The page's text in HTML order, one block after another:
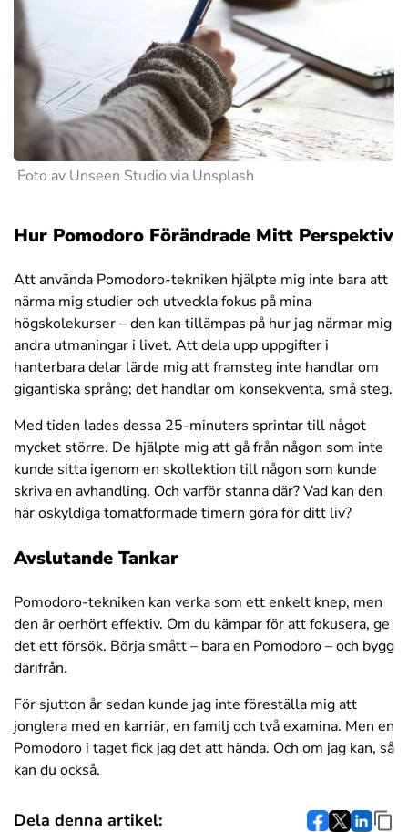
Foto av Unseen Studio via Unsplash
Hur Pomodoro Förändrade Mitt Perspektiv
Att använda Pomodoro-tekniken hjälpte mig inte bara att
närma mig studier och utveckla fokus på mina
högskolekurser – den kan tillämpas på hur jag närmar mig
andra utmaningar i livet. Att dela upp uppgifter i
hanterbara delar lärde mig att framsteg inte handlar om
gigantiska språng; det handlar om konsekventa, små steg.
Med tiden lades dessa 25-minuters sprintar till något
mycket större. De hjälpte mig att gå från någon som inte
kunde sitta igenom en skollektion till någon som kunde
skriva en avhandling. Och varför stanna där? Vad kan den
här oskyldiga tomatformade timern göra för ditt liv?
Avslutande Tankar
Pomodoro-tekniken kan verka som ett enkelt knep, men
den är oerhört effektiv. Om du kämpar för att fokusera, ge
det ett försök. Börja smått – bara en Pomodoro – och bygg
därifrån.
För sjutton år sedan kunde jag inte föreställa mig att
jonglera med en karriär, en familj och två examina. Men en
Pomodoro i taget fick jag det att hända. Och om jag kan, så
kan du också.
Dela denna artikel: